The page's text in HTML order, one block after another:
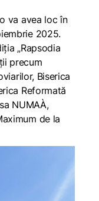
va avea loc în
2025.
„Rapsodia
precum
Biserica
Reformată
NUMAÀ,
de la